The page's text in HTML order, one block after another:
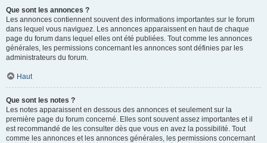
Que sont les annonces ?
Les annonces contiennent souvent des informations importantes sur le forum
dans lequel vous naviguez. Les annonces apparaissent en haut de chaque
page du forum dans lequel elles ont été publiées. Tout comme les annonces
générales, les permissions concernant les annonces sont définies par les
administrateurs du forum.
Haut
Que sont les notes ?
Les notes apparaissent en dessous des annonces et seulement sur la
première page du forum concerné. Elles sont souvent assez importantes et il
est recommandé de les consulter dès que vous en avez la possibilité. Tout
comme les annonces et les annonces générales, les permissions concernant